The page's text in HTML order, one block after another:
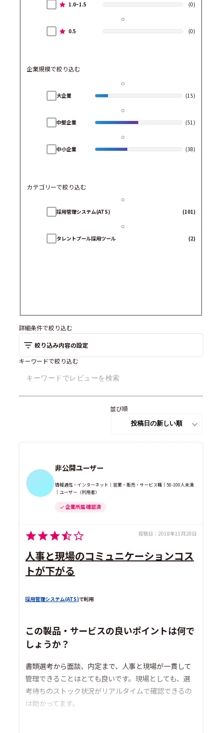
1.0~1.5 (0)
0.5 (0)
企業規模で絞り込む
大企業 (15)
中堅企業 (51)
中小企業 (38)
カテゴリーで絞り込む
採用管理システム(ATS) (101)
タレントプール採用ツール (2)
詳細条件で絞り込む
絞り込み内容の設定
キーワードで絞り込む
並び順
非公開ユーザー
情報通信・インターネット｜営業・販売・サービス職｜50-100人未満
｜ユーザー（利用者）
企業所属 確認済
投稿日： 2018年11月28日
人事と現場のコミュニケーションコス
トが下がる
採用管理システム(ATS)で利用
この製品・サービスの良いポイントは何で
しょうか？
書類選考から面談、内定まで、人事と現場が一貫して
管理できることはとても良いです。現場としても、選
考待ちのストック状況がリアルタイムで確認できるの
は助かってます。